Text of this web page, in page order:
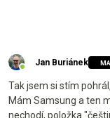
Jan Buriánek
Tak jsem si stím pohrál,
Mám Samsung a ten
nechodí, položka